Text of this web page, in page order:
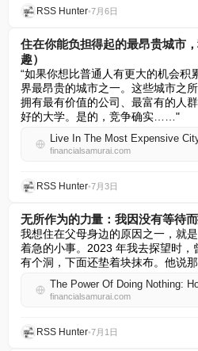
RSS Hunter•7月6日
住在你能负担得起的最昂贵城市
趣）
“如果你想比普通人有更大的机会积
界最昂贵的城市之一。这些城市之
拥有最有价值的公司、最富有的人
好的大学。是的，竞争确实……"
financialsamurai.com
RSS Hunter•7月3日
无所作为的力量：我因没有等待
我想住在父母身边的原因之一，就
着急的小事。2023 年我去探望时，
有个洞，下面还垫着块抹布。他说
financialsamurai.com
RSS Hunter•7月1日